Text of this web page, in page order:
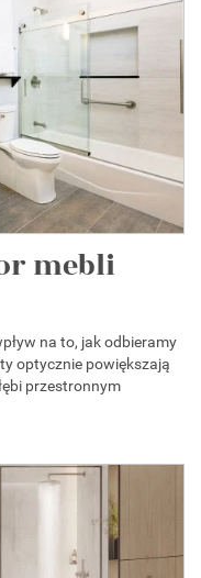
mebli
na to, jak odbieramy
optycznie powiększają
przestronnym